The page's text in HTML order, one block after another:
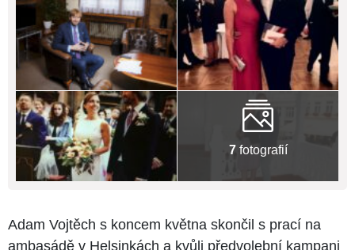
7fotografií
Adam Vojtěch s koncem května skončil s prací na
ambasádě v Helsinkách a kvůli předvolební kampani